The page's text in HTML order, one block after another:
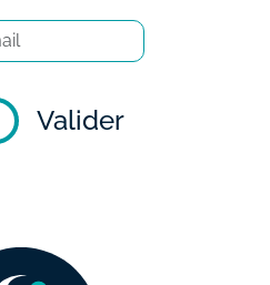
Valider